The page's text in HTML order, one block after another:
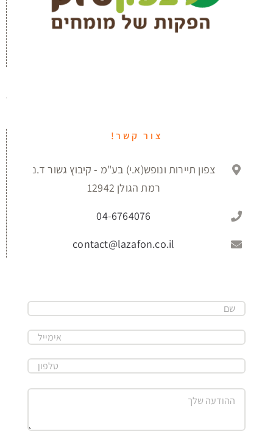
צור קשר!
צפון תיירות ונופש(א.י) בע"מ - קיבוץ גשור ד.נ
רמת הגולן 12942
04-6764076
contact@lazafon.co.il